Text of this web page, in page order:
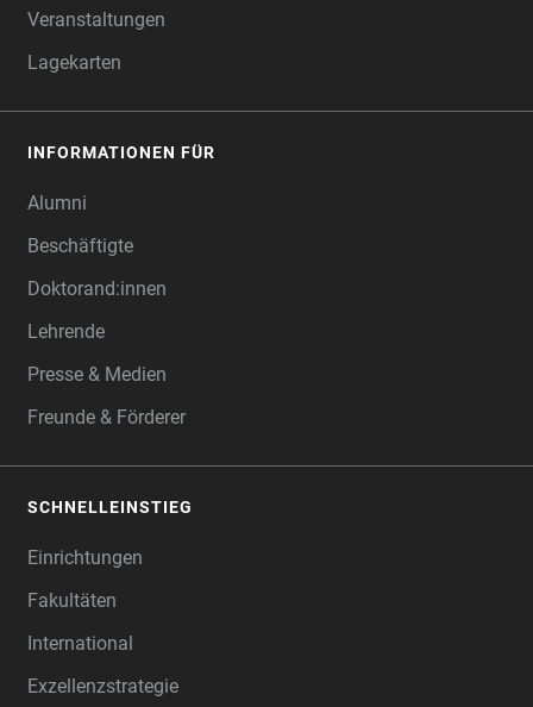
Veranstaltungen
Lagekarten
INFORMATIONEN FÜR
Alumni
Beschäftigte
Doktorand:innen
Lehrende
Presse & Medien
Freunde & Förderer
SCHNELLEINSTIEG
Einrichtungen
Fakultäten
International
Exzellenzstrategie